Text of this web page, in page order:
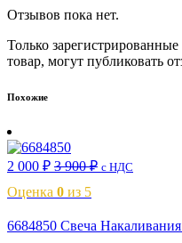
Отзывов пока нет.
Только
товар, могут публиковать
Похожие
2 000 ₽ 3 900₽ с НДС
Оценка 0 из 5
6684850 Свеча